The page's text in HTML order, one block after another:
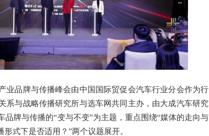
品牌与传播峰会由中国国际贸促会汽车行业分会作为行
系与战略传播研究所与选车网共同主办，由大成汽车研究
品牌与传播的“变与不变”为主题，重点围绕“媒体的走向与
式下是否适用？”两个议题展开。